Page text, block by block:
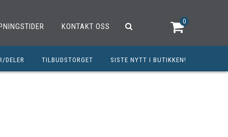
KONTAKT OSS
0
DELER TILBUDSTORGET SISTE NYTT I BUTIKKEN!